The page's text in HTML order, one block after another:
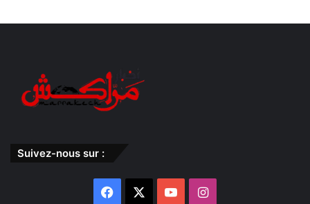
Suivez-nous sur :
Facebook YouTubeInstagram